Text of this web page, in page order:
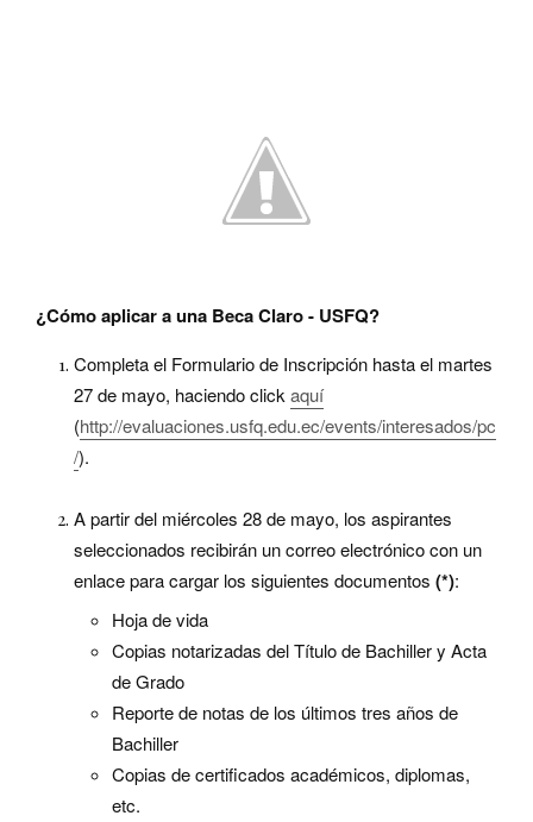
¿Cómo aplicar a una Beca Claro - USFQ?
Completa el Formulario de Inscripción hasta el martes
27 de mayo, haciendo click aquí
(http://evaluaciones.usfq.edu.ec/events/interesados/pc
/).
A partir del miércoles 28 de mayo, los aspirantes
seleccionados recibirán un correo electrónico con un
enlace para cargar los siguientes documentos (*):
Hoja de vida
Copias notarizadas del Título de Bachiller y Acta
de Grado
Reporte de notas de los últimos tres años de
Bachiller
Copias de certificados académicos, diplomas,
etc.